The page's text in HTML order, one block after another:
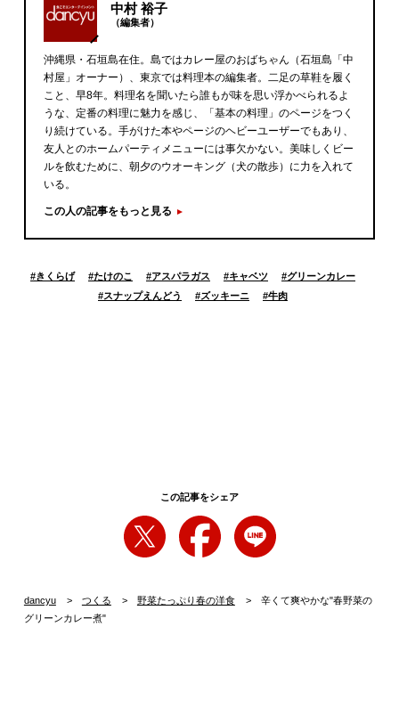
中村 裕子
（編集者）
沖縄県・石垣島在住。島ではカレー屋のおばちゃん（石垣島「中
村屋」オーナー）、東京では料理本の編集者。二足の草鞋を履く
こと、早8年。料理名を聞いたら誰もが味を思い浮かべられるよ
うな、定番の料理に魅力を感じ、「基本の料理」のページをつく
り続けている。手がけた本やページのヘビーユーザーでもあり、
友人とのホームパーティメニューには事欠かない。美味しくビー
ルを飲むために、朝夕のウオーキング（犬の散歩）に力を入れて
いる。
この人の記事をもっと見る
#きくらげ #たけのこ #アスパラガス #キャベツ #グリーンカレー
#スナップえんどう #ズッキーニ #牛肉
この記事をシェア
dancyu つくる 野菜たっぷり春の洋食
辛くて爽やかな"春野菜の
グリーンカレー煮"